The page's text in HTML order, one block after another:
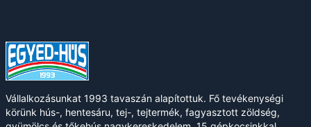
Vállalkozásunkat 1993 tavaszán alapítottuk. Fő tevékenységi
körünk hús-, hentesáru, tej-, tejtermék, fagyasztott zöldség,